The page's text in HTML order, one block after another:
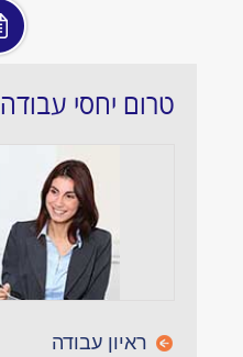
טרום יחסי עבודה
ראיון עבודה